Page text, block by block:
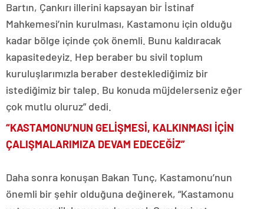
Bartın, Çankırı illerini kapsayan bir İstinaf
Mahkemesi’nin kurulması, Kastamonu için olduğu
kadar bölge içinde çok önemli. Bunu kaldıracak
kapasitedeyiz. Hep beraber bu sivil toplum
kuruluşlarımızla beraber desteklediğimiz bir
istediğimiz bir talep. Bu konuda müjdelerseniz eğer
çok mutlu oluruz” dedi.
“KASTAMONU’NUN GELİŞMESİ, KALKINMASI İÇİN
ÇALIŞMALARIMIZA DEVAM EDECEĞİZ”
Daha sonra konuşan Bakan Tunç, Kastamonu’nun
önemli bir şehir olduğuna değinerek, “Kastamonu